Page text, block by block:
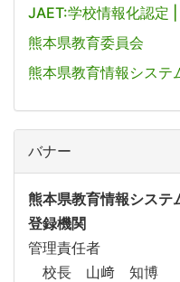
JAET:学校情報化認定
熊本県教育委員会
熊本県教育情報システ
バナー
熊本県教育情報システ
登録機関
管理責任者
校長 山﨑 知博